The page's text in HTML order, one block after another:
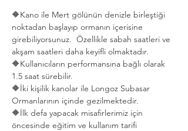
🔶Kano ile Mert gölünün denizle birleştiği
noktadan başlayıp ormanın içerisine
girebiliyorsunuz.  Özellikle sabah saatleri ve
akşam saatleri daha keyifli olmaktadır.
🔶Kullanıcıların performansına bağlı olarak
1.5 saat sürebilir.
🔶İki kişilik kanolar ile Longoz Subasar
Ormanlarının içinde gezilmektedir.
🔶İlk defa yapacak misafirlerimiz için
öncesinde eğitim ve kullanım tarifi